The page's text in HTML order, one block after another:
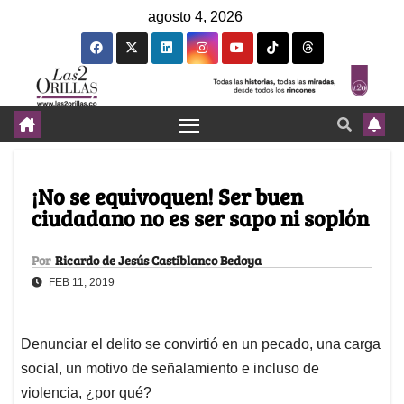
agosto 4, 2026
¡No se equivoquen! Ser buen
ciudadano no es ser sapo ni soplón
Por Ricardo de Jesús Castiblanco Bedoya
FEB 11, 2019
Denunciar el delito se convirtió en un pecado, una carga
social, un motivo de señalamiento e incluso de
violencia, ¿por qué?